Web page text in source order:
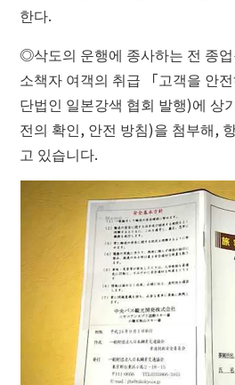
한다.
◎삭도의 운행에 종사하는 전 종
소책자 여객의 취급 「고객을 안
단법인 일본강색 협회 발행)에 상
전의 확인, 안전 방침)을 첨부해,
고 있습니다.